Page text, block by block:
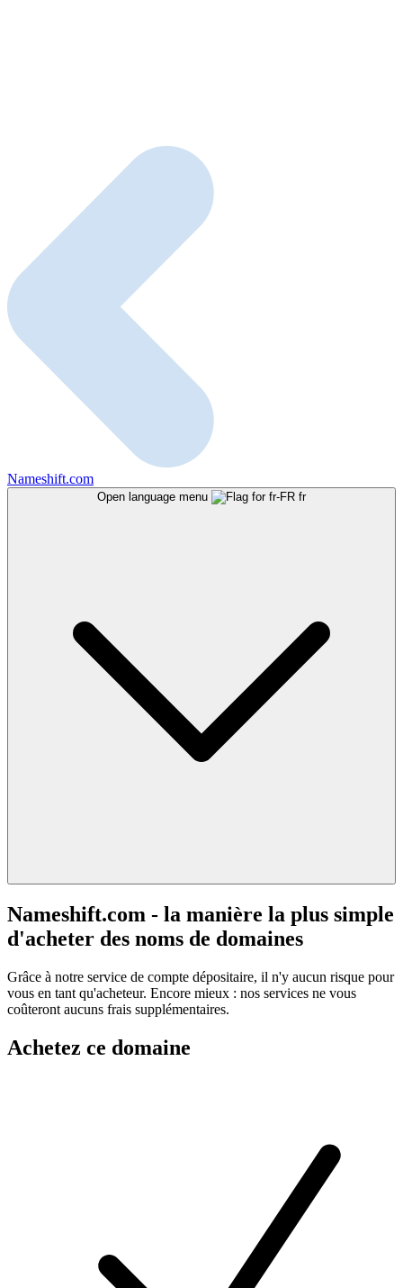
Nameshift.com
Open language menu fr
Nameshift.com - la manière la plus simple
d'acheter des noms de domaines
Grâce à notre service de compte dépositaire, il n'y aucun risque pour
vous en tant qu'acheteur. Encore mieux : nos services ne vous
coûteront aucuns frais supplémentaires.
Achetez ce domaine